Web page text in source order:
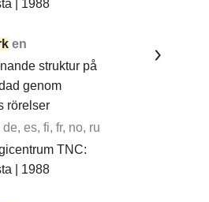
| 1988
en
struktur på
genom
rörelser
de, es, fi, fr, no, ru
TNC:
| 1988